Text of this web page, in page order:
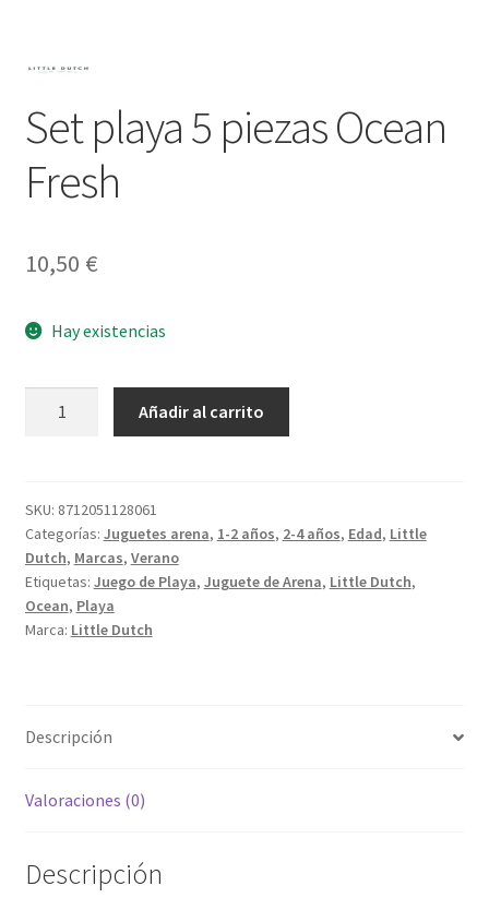
Set playa 5 piezas Ocean
Fresh
10,50 €
Hay existencias
Ocean
Fresh
cantidad
Añadir al carrito
SKU: 8712051128061
Categorías: Juguetes arena, 1-2 años, 2-4 años, Edad, Little
Dutch, Marcas, Verano
Etiquetas: Juego de Playa, Juguete de Arena, Little Dutch,
Ocean, Playa
Marca: Little Dutch
Descripción
Valoraciones (0)
Descripción